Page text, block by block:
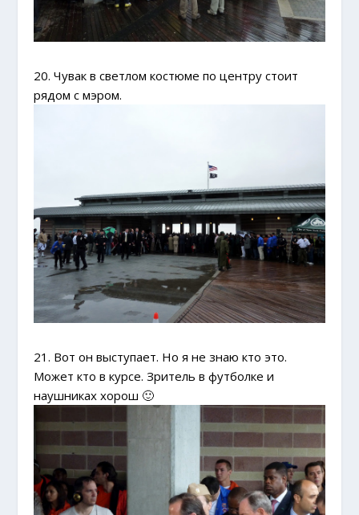
20. Чувак в светлом костюме по центру стоит
рядом с мэром.
21. Вот он выступает. Но я не знаю кто это.
Может кто в курсе. Зритель в футболке и
наушниках хорош 🙂